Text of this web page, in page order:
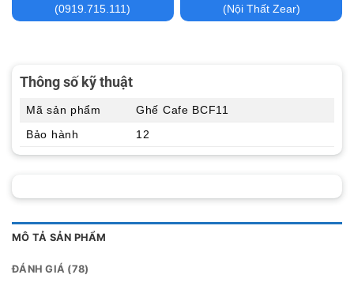
(0919.715.111)
(Nội Thất Zear)
MÔ TẢ SẢN PHẨM
ĐÁNH GIÁ (78)
Thông số kỹ thuật
Mã sản phẩm
Ghế Cafe BCF11
Bảo hành
12